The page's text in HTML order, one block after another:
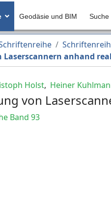
Geodäsie und BIM Suche
anhand
Holst, Heiner
von
Band 93